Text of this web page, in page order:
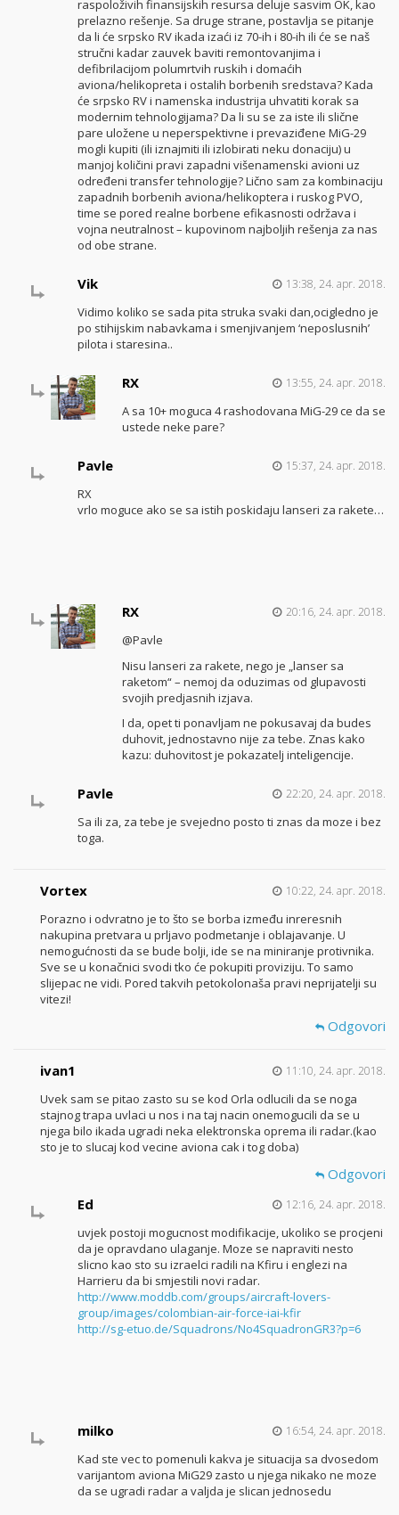
raspoloživih finansijskih resursa deluje sasvim OK, kao
prelazno rešenje. Sa druge strane, postavlja se pitanje
da li će srpsko RV ikada izaći iz 70-ih i 80-ih ili će se naš
stručni kadar zauvek baviti remontovanjima i
defibrilacijom polumrtvih ruskih i domaćih
aviona/helikopreta i ostalih borbenih sredstava? Kada
će srpsko RV i namenska industrija uhvatiti korak sa
modernim tehnologijama? Da li su se za iste ili slične
pare uložene u neperspektivne i prevaziđene MiG-29
mogli kupiti (ili iznajmiti ili izlobirati neku donaciju) u
manjoj količini pravi zapadni višenamenski avioni uz
određeni transfer tehnologije? Lično sam za kombinaciju
zapadnih borbenih aviona/helikoptera i ruskog PVO,
time se pored realne borbene efikasnosti održava i
vojna neutralnost – kupovinom najboljih rešenja za nas
od obe strane.
Vik 13:38, 24. apr. 2018.
Vidimo koliko se sada pita struka svaki dan,ocigledno je
po stihijskim nabavkama i smenjivanjem ‘neposlusnih’
pilota i staresina..
RX 13:55, 24. apr. 2018.
A sa 10+ moguca 4 rashodovana MiG-29 ce da se
ustede neke pare?
Pavle 15:37, 24. apr. 2018.
RX
vrlo moguce ako se sa istih poskidaju lanseri za rakete…
RX 20:16, 24. apr. 2018.
@Pavle
Nisu lanseri za rakete, nego je „lanser sa
raketom“ – nemoj da oduzimas od glupavosti
svojih predjasnih izjava.
I da, opet ti ponavljam ne pokusavaj da budes
duhovit, jednostavno nije za tebe. Znas kako
kazu: duhovitost je pokazatelj inteligencije.
Pavle 22:20, 24. apr. 2018.
Sa ili za, za tebe je svejedno posto ti znas da moze i bez
toga.
Vortex 10:22, 24. apr. 2018.
Porazno i odvratno je to što se borba između inreresnih
nakupina pretvara u prljavo podmetanje i oblajavanje. U
nemogućnosti da se bude bolji, ide se na miniranje protivnika.
Sve se u konačnici svodi tko će pokupiti proviziju. To samo
slijepac ne vidi. Pored takvih petokolonaša pravi neprijatelji su
vitezi!
Odgovori
ivan1 11:10, 24. apr. 2018.
Uvek sam se pitao zasto su se kod Orla odlucili da se noga
stajnog trapa uvlaci u nos i na taj nacin onemogucili da se u
njega bilo ikada ugradi neka elektronska oprema ili radar.(kao
sto je to slucaj kod vecine aviona cak i tog doba)
Odgovori
Ed
12:16, 24. apr. 2018.
uvjek postoji mogucnost modifikacije, ukoliko se procjeni
da je opravdano ulaganje. Moze se napraviti nesto
slicno kao sto su izraelci radili na Kfiru i englezi na
Harrieru da bi smjestili novi radar.
http://www.moddb.com/groups/aircraft-lovers-
group/images/colombian-air-force-iai-kfir
http://sg-etuo.de/Squadrons/No4SquadronGR3?p=6
milko 16:54, 24. apr. 2018.
Kad ste vec to pomenuli kakva je situacija sa dvosedom
varijantom aviona MiG29 zasto u njega nikako ne moze
da se ugradi radar a valjda je slican jednosedu